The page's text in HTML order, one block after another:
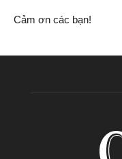
Cảm ơn các bạn!